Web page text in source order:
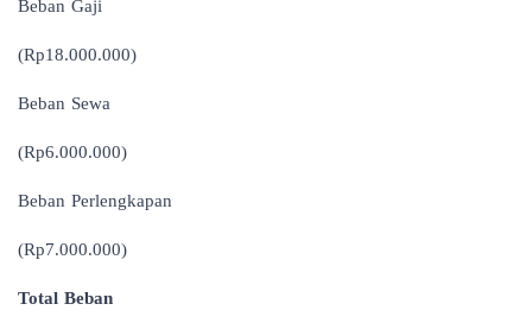
Beban Gaji
(Rp18.000.000)
Beban Sewa
(Rp6.000.000)
Beban Perlengkapan
(Rp7.000.000)
Total Beban